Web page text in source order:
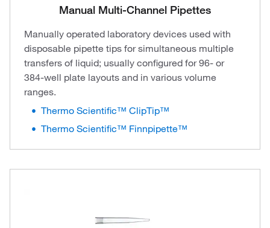
Manual Multi-Channel Pipettes
Manually operated laboratory devices used with
disposable pipette tips for simultaneous multiple
transfers of liquid; usually configured for 96- or
384-well plate layouts and in various volume
ranges.
Thermo Scientific™ ClipTip™
Thermo Scientific™ Finnpipette™